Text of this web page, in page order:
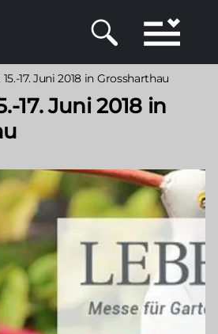
17. Juni 2018 in Grossharthau
17. Juni 2018 in